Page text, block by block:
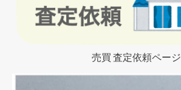
売買 査定依頼ページ